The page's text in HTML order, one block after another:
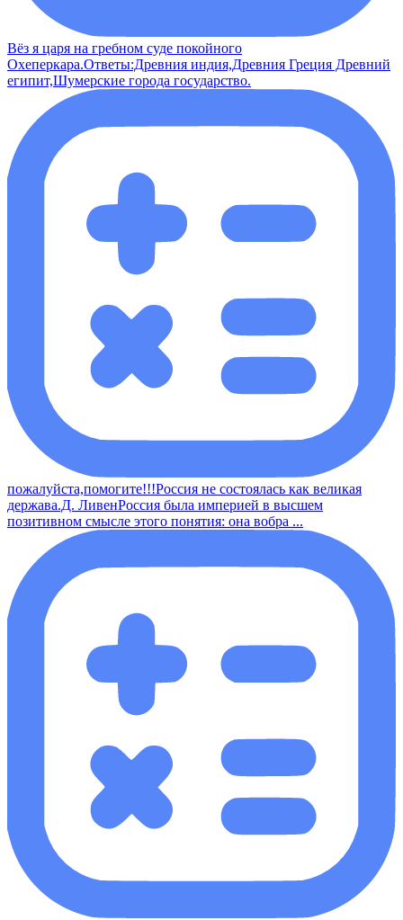
Вёз я царя на гребном суде покойного
Охеперкара.Ответы:Древния индия,Древния Греция Древний
египит,Шумерские города государство.
пожалуйста,помогите!!!Россия не состоялась как великая
держава.Д. ЛивенРоссия была империей в высшем
позитивном смысле этого понятия: она вобра ...